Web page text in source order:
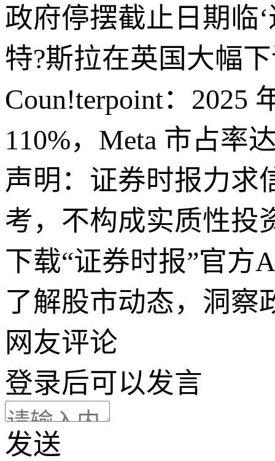
政府停摆截止日期临
特?斯拉在英国大幅
Coun!terpoint：2025
110%，Meta 市占率
声明：证券时报力求
考，不构成实质性投
下载“证券时报”官方
了解股市动态，洞察
网友评论
登录后可以发言
发送